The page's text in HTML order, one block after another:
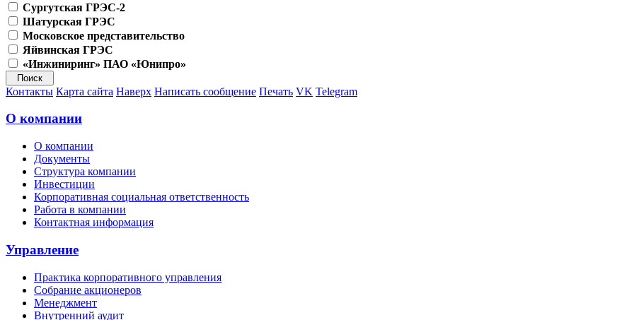
Сургутская ГРЭС-2
Шатурская ГРЭС
Московское представительство
Яйвинская ГРЭС
«Инжиниринг» ПАО «Юнипро»
Контакты Карта сайта Наверх Написать сообщение Печать VK Telegram
О компании
О компании
Документы
Структура компании
Инвестиции
Корпоративная социальная ответственность
Работа в компании
Контактная информация
Управление
Практика корпоративного управления
Собрание акционеров
Менеджмент
Внутренний аудит